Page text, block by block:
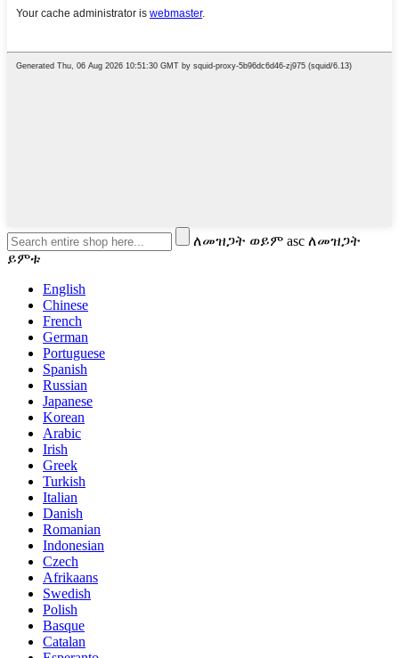
ለመዝጋት ወይም asc ለመዝጋት
ይምቱ
English
Chinese
French
German
Portuguese
Spanish
Russian
Japanese
Korean
Arabic
Irish
Greek
Turkish
Italian
Danish
Romanian
Indonesian
Czech
Afrikaans
Swedish
Polish
Basque
Catalan